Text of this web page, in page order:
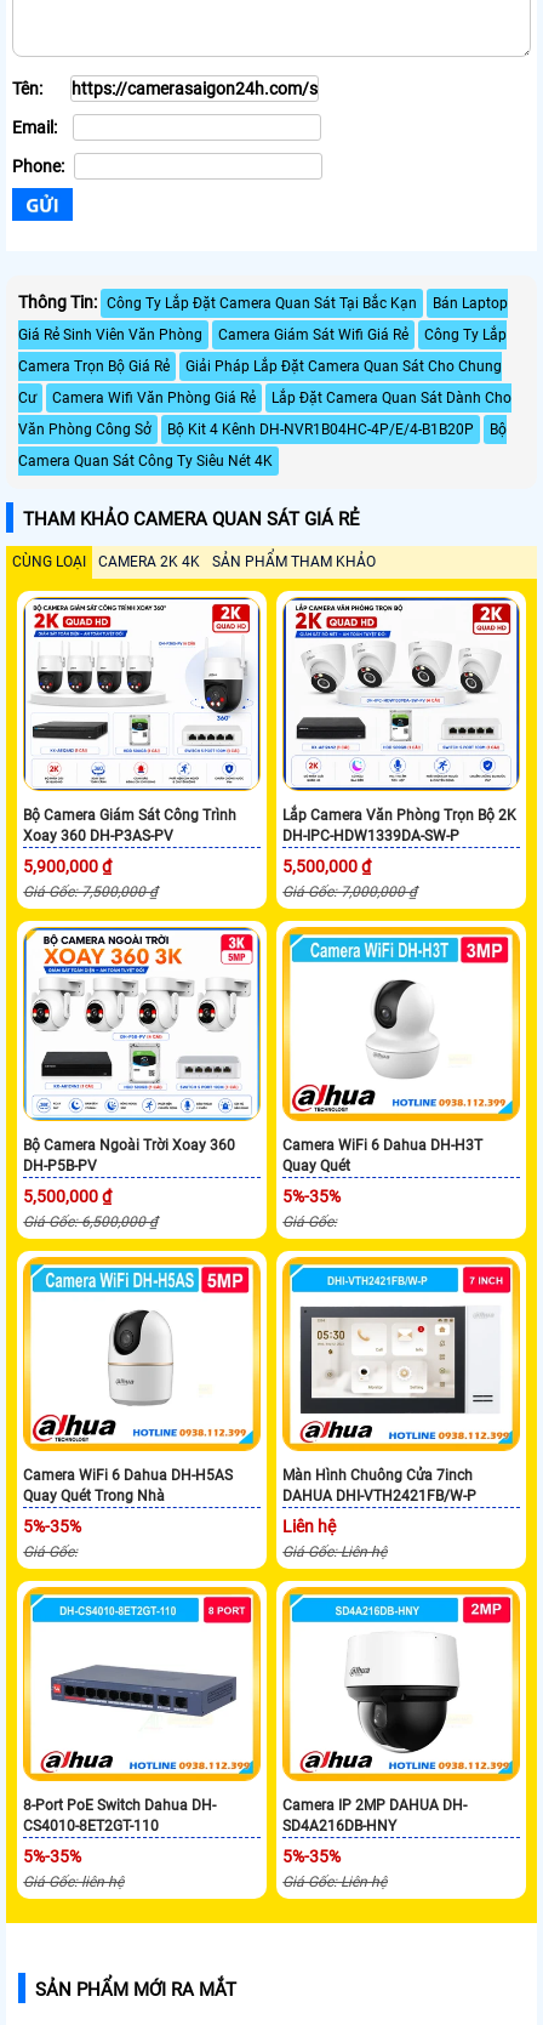
Tên:
Email:
Phone:
Thông Tin: Công Ty Lắp Đặt Camera Quan Sát Tại Bắc Kạn
Bán Laptop
Giá Rẻ Sinh Viên Văn Phòng
Camera Giám Sát Wifi Giá Rẻ
Công Ty Lắp
Camera Trọn Bộ Giá Rẻ
Giải Pháp Lắp Đặt Camera Quan Sát Cho Chung
Cư
Camera Wifi Văn Phòng Giá Rẻ
Lắp Đặt Camera Quan Sát Dành Cho
Văn Phòng Công Sở
Bộ Kit 4 Kênh DH-NVR1B04HC-4P/E/4-B1B20P
Bộ
Camera Quan Sát Công Ty Siêu Nét 4K
THAM KHẢO CAMERA QUAN SÁT GIÁ RẺ
CÙNG LOẠI CAMERA 2K 4K SẢN PHẨM THAM KHẢO
Bộ Camera Giám Sát Công Trình
Xoay 360 DH-P3AS-PV
5,900,000 ₫
Giá Gốc: 7,500,000 ₫
Lắp Camera Văn Phòng Trọn Bộ 2K
DH-IPC-HDW1339DA-SW-P
5,500,000 ₫
Giá Gốc: 7,000,000 ₫
Bộ Camera Ngoài Trời Xoay 360
DH-P5B-PV
5,500,000 ₫
Giá Gốc: 6,500,000 ₫
Camera WiFi 6 Dahua DH-H3T
Quay Quét
5%-35%
Giá Gốc:
Camera WiFi 6 Dahua DH-H5AS
Quay Quét Trong Nhà
5%-35%
Giá Gốc:
Màn Hình Chuông Cửa 7inch
DAHUA DHI-VTH2421FB/W-P
Liên hệ
Giá Gốc: Liên hệ
8-Port PoE Switch Dahua DH-
CS4010-8ET2GT-110
5%-35%
Giá Gốc: liên hệ
Camera IP 2MP DAHUA DH-
SD4A216DB-HNY
5%-35%
Giá Gốc: Liên hệ
SẢN PHẨM MỚI RA MẮT